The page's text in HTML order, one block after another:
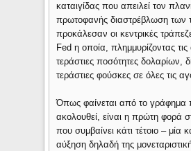
καταιγίδας που απειλεί τον
πρωτοφανής διαστρέβλωση των
προκάλεσαν οι κεντρικές
Fed η οποία, πλημμυρίζοντας
τεράστιες ποσότητες δολαρίων,
τεράστιες φούσκες σε όλες τις
Όπως φαίνεται από το γράφημα
ακολουθεί, είναι η πρώτη φορά
που συμβαίνει κάτι τέτοιο – μία
αύξηση δηλαδή της